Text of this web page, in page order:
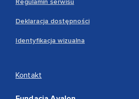
Deklaracja dostępności
Identyfikacja wizualna
Kontakt